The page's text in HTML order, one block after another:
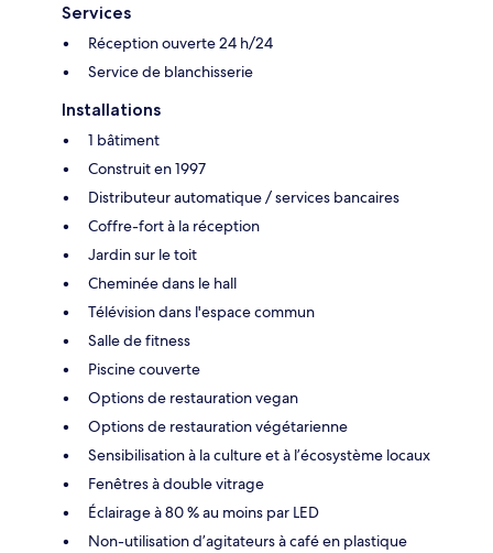
Services
Réception ouverte 24 h/24
Service de blanchisserie
Installations
1 bâtiment
Construit en 1997
Distributeur automatique / services bancaires
Coffre-fort à la réception
Jardin sur le toit
Cheminée dans le hall
Télévision dans l'espace commun
Salle de fitness
Piscine couverte
Options de restauration vegan
Options de restauration végétarienne
Sensibilisation à la culture et à l’écosystème locaux
Fenêtres à double vitrage
Éclairage à 80 % au moins par LED
Non-utilisation d’agitateurs à café en plastique